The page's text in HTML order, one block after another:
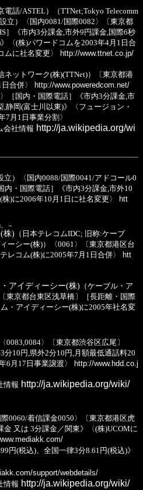
電話/ASTEL）（TTNet;Tokyo Telecomm
立）〈国内0081/国際0082〉〔東京都
］《市内3分課金,市外9円課金,国際6秒
〈(株)パワードコムを2003年4月1日合
に社名変更〉
http://www.ttnet.co.jp/
ネットワーク(株)(TTNet)）〔東京都港
合併〉
http://www.poweredcom.net/
〉［国内・国際電話］《市内3分課金,市
静岡(富士川以東)》〈フュージョン・
7月1日事業分割〉
会社情報 http://ja.wikipedia.org/wi
立）〈国内0088/国際0041/アドコール0
内・国際電話］《市内3分課金,市外10
)に2006年10月1日に社名変更〉
htt
株)
ー
（日本テレコムIDC; 旧称:ケーブ
ーシー(株)）〈0061〉〔東京都港区台
レコム(株)に2005年7月1日合併〉
htt
アイディーシー(株) （ケーブル・ア
東京都台東区浅草橋〕［長距離・国際
・アイディーシー(株)に2005年社名変
0083,0084〉〔東京都渋谷区広尾〕
分10円,県外2分10円,月額最低通話料20
6月17日事業譲渡〉
http://www.hdd.co.j
情報 http://ja.wikipedia.org/wiki/
際0060/着信課金0050〉〔東京都港区虎
金 又は 3分課金／関東》〈(株)UCOMに
円(税込)、全国一律3分8.61円(税込)》
support/webdetails/
情報 http://ja.wikipedia.org/wiki/